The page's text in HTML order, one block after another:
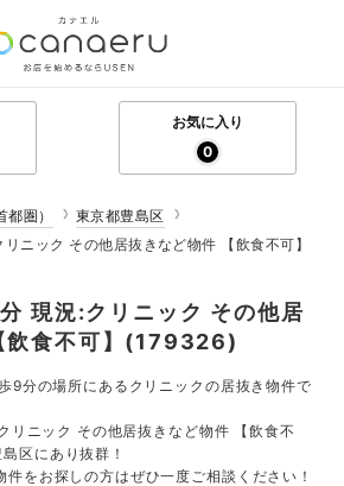
お気に入り
0
圏）
東京都豊島区
ニック その他居抜きなど物件 【飲食不可】
現況:クリニック その他居
飲食不可】(179326)
9分の場所にあるクリニックの居抜き物件で
リニック その他居抜きなど物件 【飲食不
区にあり抜群！
をお探しの方はぜひ一度ご相談ください！